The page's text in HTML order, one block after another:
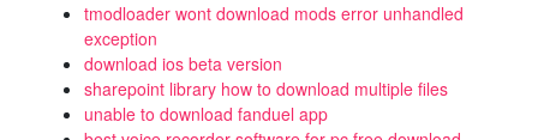
tmodloader wont download mods error unhandled
exception
download ios beta version
sharepoint library how to download multiple files
unable to download fanduel app